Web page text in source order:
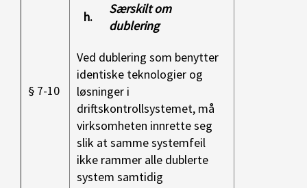
§ 7-10
h.
Særskilt om
dublering
Ved dublering som benytter
identiske teknologier og
løsninger i
driftskontrollsystemet, må
virksomheten innrette seg
slik at samme systemfeil
ikke rammer alle dublerte
system samtidig